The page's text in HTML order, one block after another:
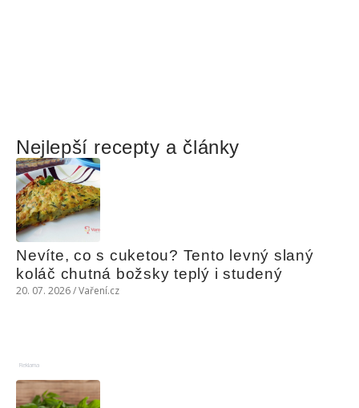
Nejlepší recepty a články
Nevíte, co s cuketou? Tento levný slaný
koláč chutná božsky teplý i studený
20. 07. 2026 / Vaření.cz
Reklama